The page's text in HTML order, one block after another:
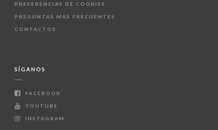
PREFERENCIAS DE COOKIES
PREGUNTAS MÁS FRECUENTES
CONTACTOS
SÍGANOS
FACEBOOK
YOUTUBE
INSTAGRAM